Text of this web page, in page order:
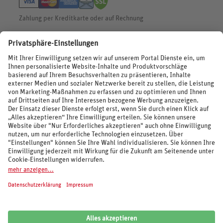
Zahlung per Kreditkarte oder auf Rechnung
BEWERTUNGEN
SOCIAL MEDIA
REISEVERANSTALTER UND MARKEN
© 2026 REWE Reisen